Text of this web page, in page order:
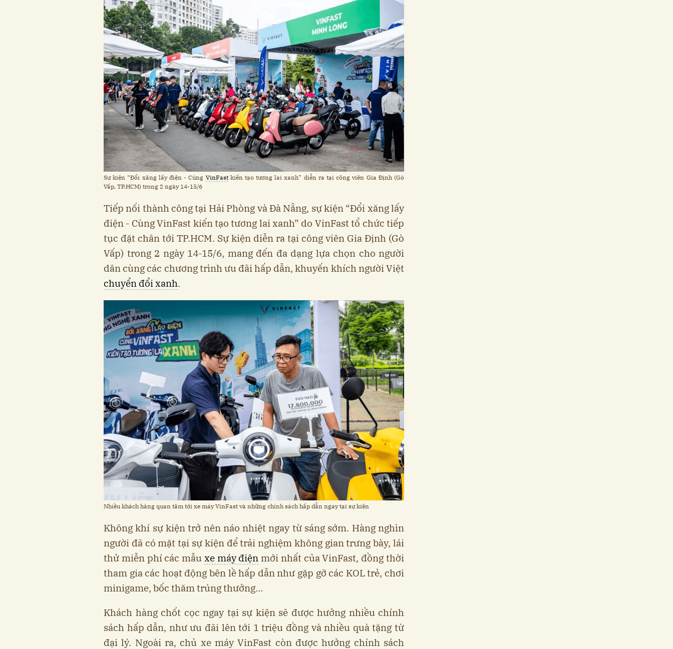
Sự kiện “Đổi xăng lấy điện - Cùng VinFastkiến tạo tương lai xanh” diễn ra tại công viên Gia Định (Gò
Vấp, TP.HCM) trong 2 ngày 14-15/6
Tiếp nối thành công tại Hải Phòng và Đà Nẵng, sự kiện “Đổi xăng lấy
điện - Cùng VinFast kiến tạo tương lai xanh” do VinFast tổ chức tiếp
tục đặt chân tới TP.HCM. Sự kiện diễn ra tại công viên Gia Định (Gò
Vấp) trong 2 ngày 14-15/6, mang đến đa dạng lựa chọn cho người
dân cùng các chương trình ưu đãi hấp dẫn, khuyến khích người Việt
chuyển đổi xanh.
Nhiều khách hàng quan tâm tới xe máy VinFast và những chính sách hấp dẫn ngay tại sự kiện
Không khí sự kiện trở nên náo nhiệt ngay từ sáng sớm. Hàng nghìn
người đã có mặt tại sự kiện để trải nghiệm không gian trưng bày, lái
thử miễn phí các mẫu xe máy điện mới nhất của VinFast, đồng thời
tham gia các hoạt động bên lề hấp dẫn như gặp gỡ các KOL trẻ, chơi
minigame, bốc thăm trúng thưởng…
Khách hàng chốt cọc ngay tại sự kiện sẽ được hưởng nhiều chính
sách hấp dẫn, như ưu đãi lên tới 1 triệu đồng và nhiều quà tặng từ
đại lý. Ngoài ra, chủ xe máy VinFast còn được hưởng chính sách